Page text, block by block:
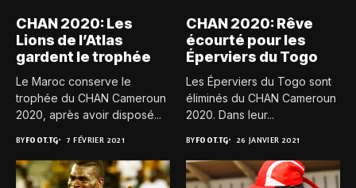
CHAN 2020: Les
Lions de l’Atlas
gardent le trophée
Le Maroc conserve le
trophée du CHAN Cameroun
2020, après avoir disposé...
BYFOOT.TG 7 FÉVRIER 2021
CHAN 2020: Rêve
écourté pour les
Éperviers du Togo
Les Éperviers du Togo sont
éliminés du CHAN Cameroun
2020. Dans leur...
BYFOOT.TG 26 JANVIER 2021